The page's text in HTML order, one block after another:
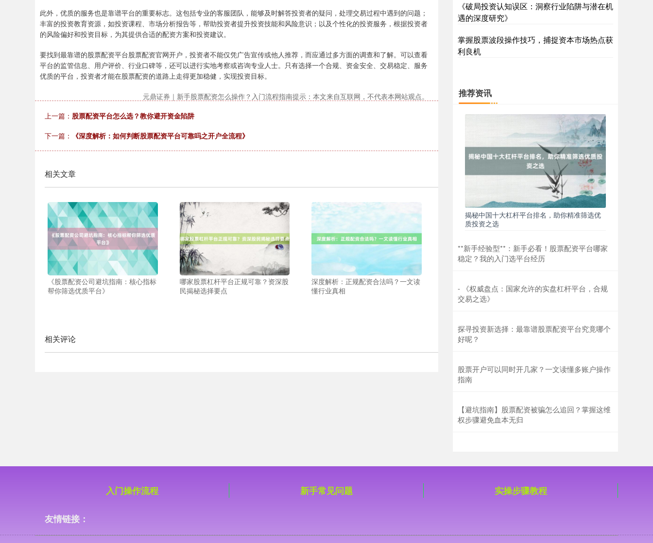
此外，优质的服务也是靠谱平台的重要标志。这包括专业的客服团队，能够及时解答投资者的疑问，处理交易过程中遇到的问题；
丰富的投资教育资源，如投资课程、市场分析报告等，帮助投资者提升投资技能和风险意识；以及个性化的投资服务，根据投资者
的风险偏好和投资目标，为其提供合适的配资方案和投资建议。
要找到最靠谱的股票配资平台股票配资官网开户，投资者不能仅凭广告宣传或他人推荐，而应通过多方面的调查和了解。可以查看
平台的监管信息、用户评价、行业口碑等，还可以进行实地考察或咨询专业人士。只有选择一个合规、资金安全、交易稳定、服务
优质的平台，投资者才能在股票配资的道路上走得更加稳健，实现投资目标。
元鼎证券｜新手股票配资怎么操作？入门流程指南提示：本文来自互联网，不代表本网站观点。
上一篇： 股票配资平台怎么选？教你避开资金陷阱
下一篇： 《深度解析：如何判断股票配资平台可靠吗之开户全流程》
相关文章
《股票配资公司避坑指南：核心指标
帮你筛选优质平台》
哪家股票杠杆平台正规可靠？资深股
民揭秘选择要点
深度解析：正规配资合法吗？一文读
懂行业真相
相关评论
创业板指 3506.19 -28.96 -0.82%
国债指数
《破局投资认知误区：洞察行业陷阱与潜在机
遇的深度研究》
掌握股票波段操作技巧，捕捉资本市场热点获
利良机
推荐资讯
揭秘中国十大杠杆平台排名，助你精准筛选优
质投资之选
**新手经验型**：新手必看！股票配资平台哪家
稳定？我的入门选平台经历
- 《权威盘点：国家允许的实盘杠杆平台，合规
交易之选》
探寻投资新选择：最靠谱股票配资平台究竟哪个
好呢？
股票开户可以同时开几家？一文读懂多账户操作
指南
【避坑指南】股票配资被骗怎么追回？掌握这维
权步骤避免血本无归
入门操作流程 新手常见问题 实操步骤教程
友情链接：